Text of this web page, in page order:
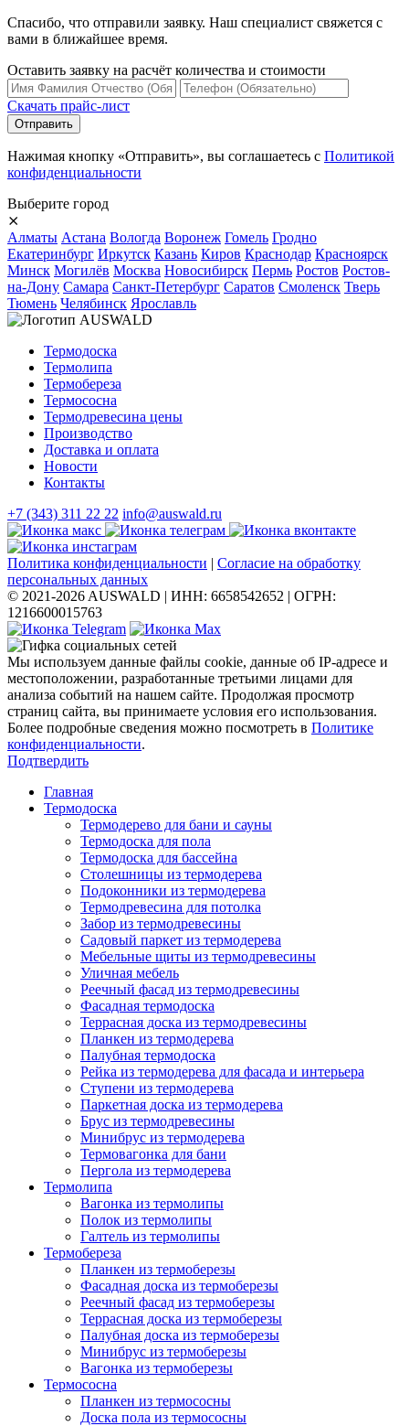
Спасибо, что отправили заявку. Наш специалист свяжется с
вами в ближайшее время.
Оставить заявку на расчёт количества и стоимости
Скачать прайс-лист
Нажимая кнопку «Отправить», вы соглашаетесь с Политикой
конфиденциальности
Выберите город
⨯
Алматы Астана Вологда Воронеж Гомель Гродно
Екатеринбург Иркутск Казань Киров Краснодар Красноярск
Минск Могилёв Москва Новосибирск Пермь Ростов Ростов-
на-Дону Самара Санкт-Петербург Саратов Смоленск Тверь
Тюмень Челябинск Ярославль
Термодоска
Термолипа
Термобереза
Термососна
Термодревесина цены
Производство
Доставка и оплата
Новости
Контакты
+7 (343) 311 22 22 info@auswald.ru
Политика конфиденциальности | Согласие на обработку
персональных данных
© 2021-2026 AUSWALD | ИНН: 6658542652 | ОГРН:
1216600015763
Мы используем данные файлы cookie, данные об IP-адресе и
местоположении, разработанные третьими лицами для
анализа событий на нашем сайте. Продолжая просмотр
страниц сайта, вы принимаете условия его использования.
Более подробные сведения можно посмотреть в Политике
конфиденциальности.
Подтвердить
Главная
Термодоска
Термодерево для бани и сауны
Термодоска для пола
Термодоска для бассейна
Столешницы из термодерева
Подоконники из термодерева
Термодревесина для потолка
Забор из термодревесины
Садовый паркет из термодерева
Мебельные щиты из термодревесины
Уличная мебель
Реечный фасад из термодревесины
Фасадная термодоска
Террасная доска из термодревесины
Планкен из термодерева
Палубная термодоска
Рейка из термодерева для фасада и интерьера
Ступени из термодерева
Паркетная доска из термодерева
Брус из термодревесины
Минибрус из термодерева
Термовагонка для бани
Пергола из термодерева
Термолипа
Вагонка из термолипы
Полок из термолипы
Галтель из термолипы
Термобереза
Планкен из термоберезы
Фасадная доска из термоберезы
Реечный фасад из термоберезы
Террасная доска из термоберезы
Палубная доска из термоберезы
Минибрус из термоберезы
Вагонка из термоберезы
Термососна
Планкен из термососны
Доска пола из термососны